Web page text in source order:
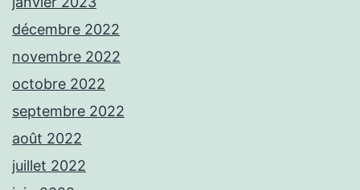
décembre 2022
novembre 2022
octobre 2022
septembre 2022
août 2022
juillet 2022